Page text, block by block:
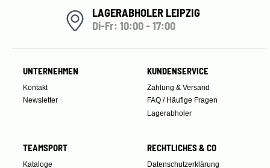
LAGERABHOLER LEIPZIG
Di-Fr: 10:00 - 17:00
UNTERNEHMEN
Kontakt
Newsletter
KUNDENSERVICE
Zahlung & Versand
FAQ / Häufige Fragen
Lagerabholer
TEAMSPORT
Kataloge
RECHTLICHES & CO
Datenschutzerklärung